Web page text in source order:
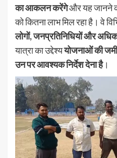
का आकलन करेंगेऔर यह जानने
को कितना लाभ मिल रहा है। वे
लोगों, जनप्रतिनिधियों और
यात्रा का उद्देश्ययोजनाओं की
उन पर आवश्यक निर्देश देना है।